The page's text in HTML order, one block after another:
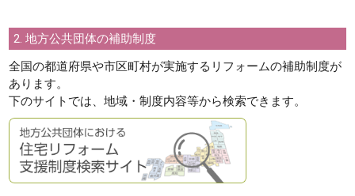
2. 地方公共団体の補助制度
全国の都道府県や市区町村が実施するリフォームの補助制度が
あります。
下のサイトでは、地域・制度内容等から検索できます。